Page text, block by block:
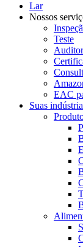
Lar
Nossos
Teste
EAC
Suas